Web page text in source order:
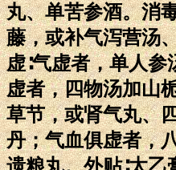
丸、单苦参酒。消
藤，或补气泻营汤
虚∶气虚者，单人
虚者，四物汤加山
草节，或肾气丸、
丹；气血俱虚者，